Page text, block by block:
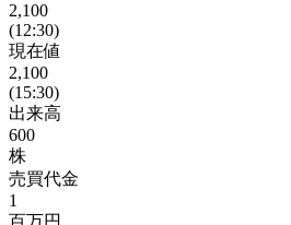
2,100
(12:30)
現在値
2,100
(15:30)
出来高
600
株
売買代金
1
百万円